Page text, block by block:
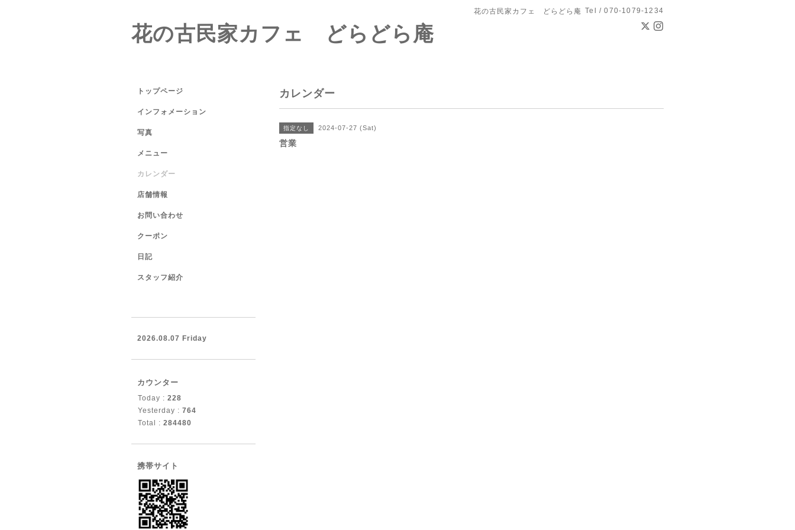
花の古民家カフェ どらどら庵 Tel / 070-1079-1234
花の古民家カフェ どらどら庵
カレンダー
指定なし 2024-07-27 (Sat)
営業
トップページ
インフォメーション
写真
メニュー
カレンダー
店舗情報
お問い合わせ
クーポン
日記
スタッフ紹介
2026.08.07 Friday
カウンター
Today : 228
Yesterday : 764
Total : 284480
携帯サイト